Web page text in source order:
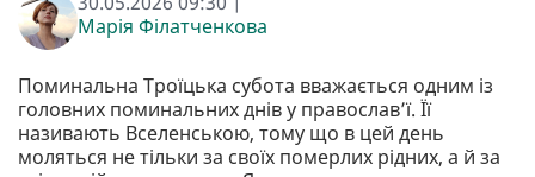
Марія Філатченкова
Поминальна Троїцька субота вважається одним із
головних поминальних днів у православ’ї. Її
називають Вселенською, тому що в цей день
моляться не тільки за своїх померлих рідних, а й за